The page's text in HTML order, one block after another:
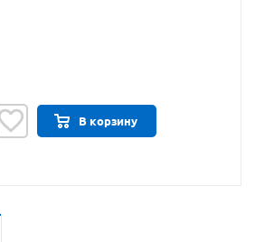
В корзину